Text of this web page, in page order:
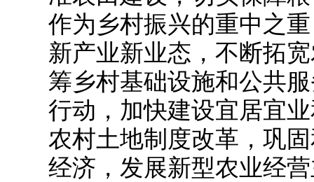
作为乡村振兴的重中之
新产业新业态，不断拓
筹乡村基础设施和公共
行动，加快建设宜居宜
农村土地制度改革，巩
经济，发展新型农业经